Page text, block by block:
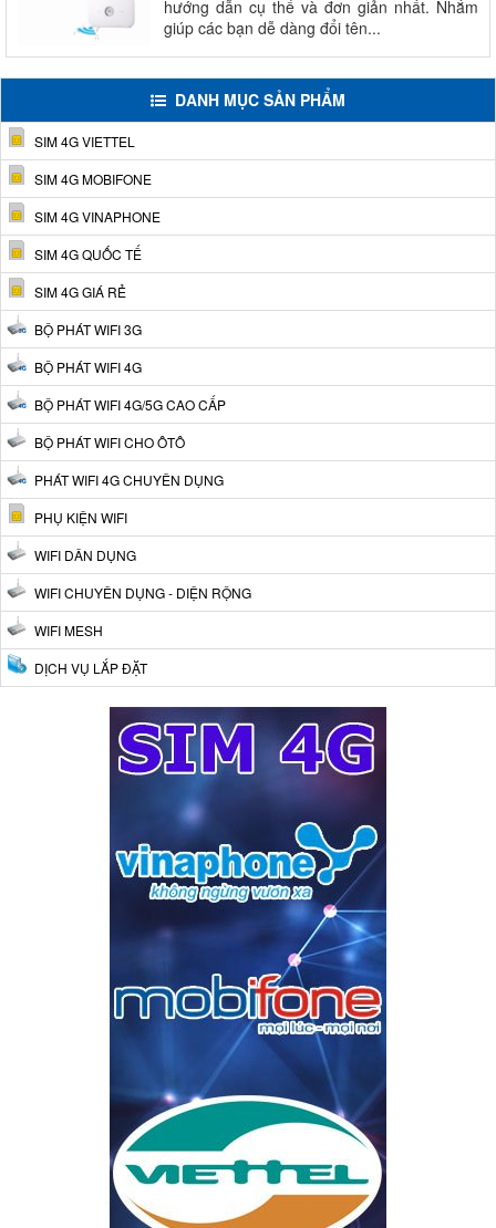
hướng dẫn cụ thể và đơn giản nhất. Nhắm
giúp các bạn dễ dàng đổi tên...
DANH MỤC SẢN PHẨM
SIM 4G VIETTEL
SIM 4G MOBIFONE
SIM 4G VINAPHONE
SIM 4G QUỐC TẾ
SIM 4G GIÁ RẺ
BỘ PHÁT WIFI 3G
BỘ PHÁT WIFI 4G
BỘ PHÁT WIFI 4G/5G CAO CẤP
BỘ PHÁT WIFI CHO ÔTÔ
PHÁT WIFI 4G CHUYÊN DỤNG
PHỤ KIỆN WIFI
WIFI DÂN DỤNG
WIFI CHUYÊN DỤNG - DIỆN RỘNG
WIFI MESH
DỊCH VỤ LẮP ĐẶT